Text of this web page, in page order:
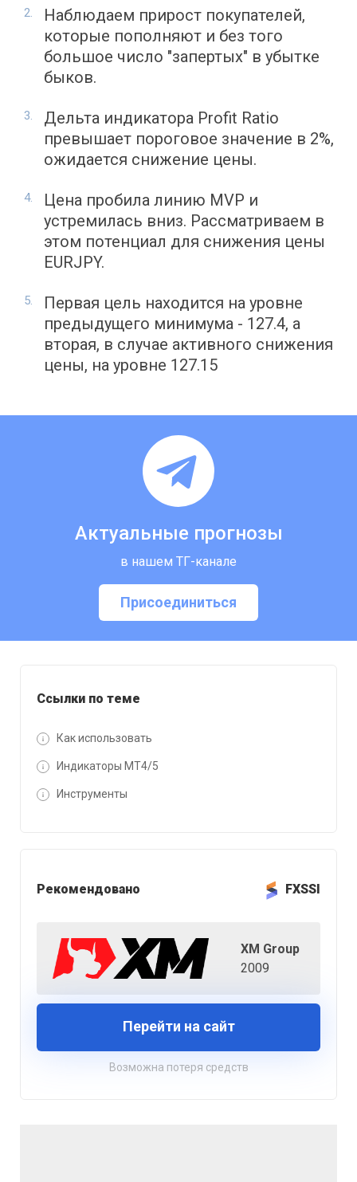
Ссылки по теме
Как использовать
Индикаторы MT4/5
Инструменты
Рекомендовано FXSSI
XM Group
2009
Перейти на сайт
Возможна потеря средств
Наблюдаем прирост покупателей,
которые пополняют и без того
большое число "запертых" в убытке
быков.
Дельта индикатора Profit Ratio
превышает пороговое значение в 2%,
ожидается снижение цены.
Цена пробила линию MVP и
устремилась вниз. Рассматриваем в
этом потенциал для снижения цены
EURJPY.
Первая цель находится на уровне
предыдущего минимума - 127.4, а
вторая, в случае активного снижения
цены, на уровне 127.15
Актуальные прогнозы
в нашем ТГ-канале
Присоединиться